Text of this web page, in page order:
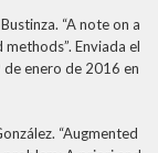
“A note on a
Enviada el
de enero de 2016 en
“Augmented